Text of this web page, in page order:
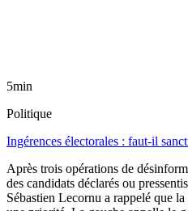
5min
Politique
Ingérences électorales : faut-il
Après trois opérations de
des candidats déclarés ou
Sébastien Lecornu a rappelé que